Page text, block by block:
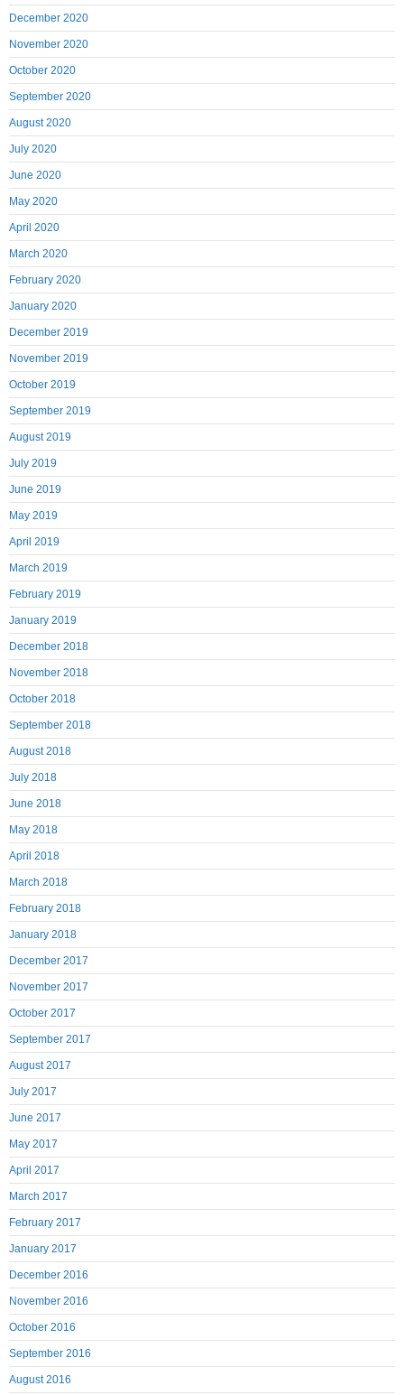
December 2020
November 2020
October 2020
September 2020
August 2020
July 2020
June 2020
May 2020
April 2020
March 2020
February 2020
January 2020
December 2019
November 2019
October 2019
September 2019
August 2019
July 2019
June 2019
May 2019
April 2019
March 2019
February 2019
January 2019
December 2018
November 2018
October 2018
September 2018
August 2018
July 2018
June 2018
May 2018
April 2018
March 2018
February 2018
January 2018
December 2017
November 2017
October 2017
September 2017
August 2017
July 2017
June 2017
May 2017
April 2017
March 2017
February 2017
January 2017
December 2016
November 2016
October 2016
September 2016
August 2016